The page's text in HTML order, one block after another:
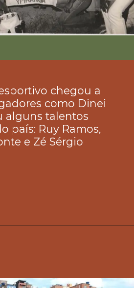
chegou a
como Dinei
alguns talentos
país: Ruy Ramos,
e Zé Sérgio